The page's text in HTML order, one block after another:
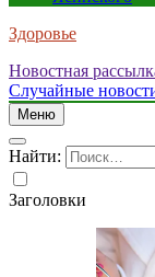
Здоровье
Новостная
Случайные
Меню
Найти:
Заголовки